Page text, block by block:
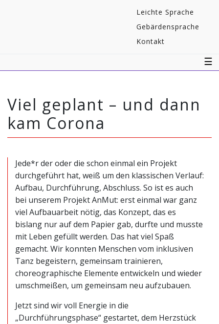
Leichte Sprache
Gebärdensprache
Kontakt
☰
Viel geplant – und dann
kam Corona
Jede*r der oder die schon einmal ein Projekt
durchgeführt hat, weiß um den klassischen Verlauf:
Aufbau, Durchführung, Abschluss. So ist es auch
bei unserem Projekt AnMut: erst einmal war ganz
viel Aufbauarbeit nötig, das Konzept, das es
bislang nur auf dem Papier gab, durfte und musste
mit Leben gefüllt werden. Das hat viel Spaß
gemacht. Wir konnten Menschen vom inklusiven
Tanz begeistern, gemeinsam trainieren,
choreographische Elemente entwickeln und wieder
umschmeißen, um gemeinsam neu aufzubauen.
Jetzt sind wir voll Energie in die
„Durchführungsphase“ gestartet, dem Herzstück